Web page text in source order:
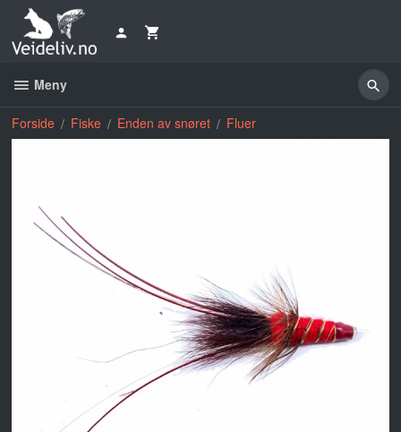
innholdet
Meny
Forside Fiske Enden av snøret Fluer